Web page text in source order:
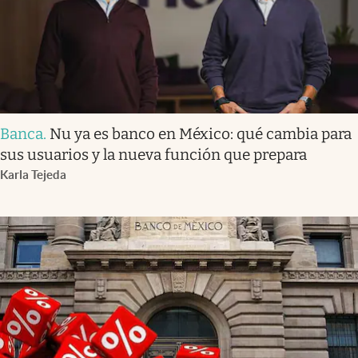
Banca. Nu ya es banco en México: qué cambia para
sus usuarios y la nueva función que prepara
Karla Tejeda